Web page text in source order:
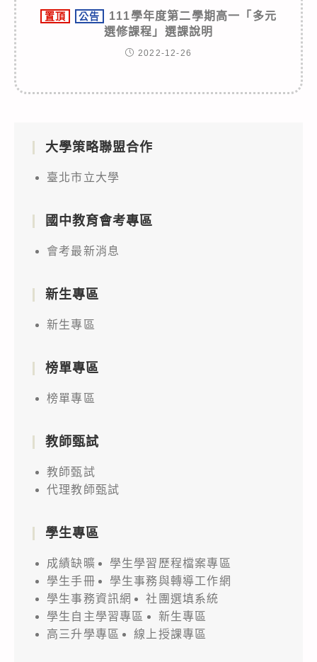
置頂 公告
111學年度第二學期高一「多元
選修課程」選課說明
2022-12-26
大學策略聯盟合作
臺北市立大學
國中教育會考專區
會考最新消息
新生專區
新生專區
榜單專區
榜單專區
教師甄試
教師甄試
代理教師甄試
學生專區
成績缺曠
學生學習歷程檔案專區
學生手冊
學生事務與轉導工作網
學生事務資訊網
社團選填系統
學生自主學習專區
新生專區
高三升學專區
線上授課專區